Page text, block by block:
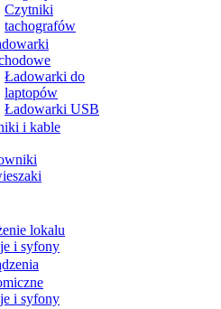
Czytniki
tachografów
Ładowarki do
laptopów
Ładowarki USB
i kable
lokalu
i syfony
i syfony